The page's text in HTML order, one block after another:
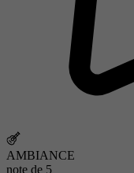
AMBIANCE
note de 5